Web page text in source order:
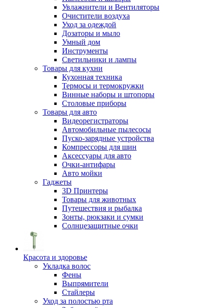
Увлажнители и Вентиляторы
Очистители воздуха
Уход за одеждой
Дозаторы и мыло
Умный дом
Инструменты
Светильники и лампы
Товары для кухни
Кухонная техника
Термосы и термокружки
Винные наборы и штопоры
Столовые приборы
Товары для авто
Видеорегистраторы
Автомобильные пылесосы
Пуско-зарядные устройства
Компрессоры для шин
Аксессуары для авто
Очки-антифары
Авто мойки
Гаджеты
3D Принтеры
Товары для животных
Путешествия и рыбалка
Зонты, рюкзаки и сумки
Солнцезащитные очки
Красота и здоровье
Укладка волос
Фены
Выпрямители
Стайлеры
Уход за полостью рта